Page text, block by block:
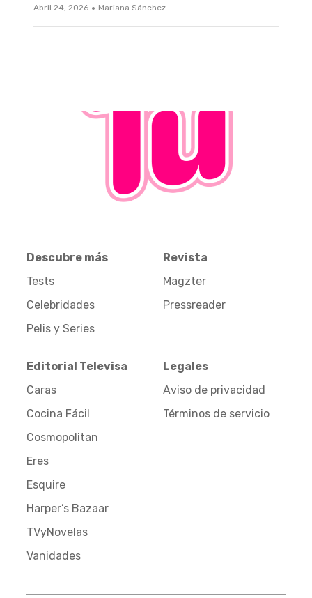
Abril 24, 2026 · Mariana Sánchez
Descubre más
Tests
Celebridades
Pelis y Series
Revista
Magzter
Pressreader
Editorial Televisa
Caras
Cocina Fácil
Cosmopolitan
Eres
Esquire
Harper’s Bazaar
TVyNovelas
Vanidades
Legales
Aviso de privacidad
Términos de servicio